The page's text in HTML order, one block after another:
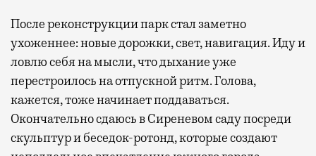
После реконструкции парк стал заметно
ухоженнее: новые дорожки, свет, навигация. Иду и
ловлю себя на мысли, что дыхание уже
перестроилось на отпускной ритм. Голова,
кажется, тоже начинает поддаваться.
Окончательно сдаюсь в Сиреневом саду посреди
скульптур и беседок-ротонд, которые создают